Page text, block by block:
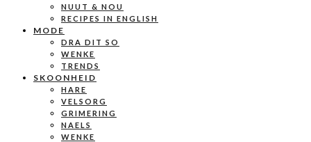
NUUT & NOU
RECIPES IN ENGLISH
MODE
DRA DIT SO
WENKE
TRENDS
SKOONHEID
HARE
VELSORG
GRIMERING
NAELS
WENKE